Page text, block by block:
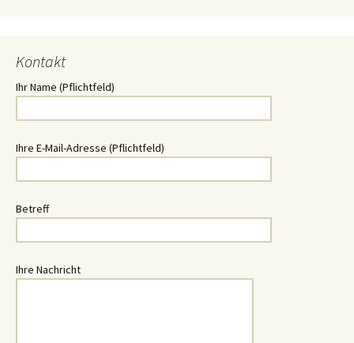
Kontakt
Ihr Name (Pflichtfeld)
Ihre E-Mail-Adresse (Pflichtfeld)
Betreff
Ihre Nachricht